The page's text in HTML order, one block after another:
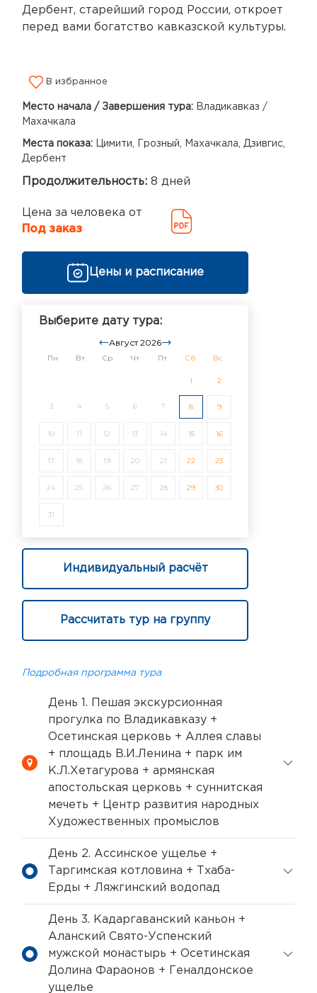
Дербент, старейший город России, откроет
перед вами богатство кавказской культуры.
В избранное
Место начала / Завершения тура: Владикавказ /
Махачкала
Места показа:
Цимити, Грозный, Махачкала, Дзивгис,
Дербент
Продолжительность: 8 дней
Цена за человека от
Под заказ
Цены и расписание
Выберите дату тура:
Август 2026
Пн Вт Ср Чт Пт Сб Вс
1 2
3 4 5 6 7 8 9
10 11 12 13 14 15 16
17 18 19 20 21 22 23
24 25 26 27 28 29 30
31
Индивидуальный расчёт
Рассчитать тур на группу
Подробная программа тура
День 1. Пешая экскурсионная
прогулка по Владикавказу +
Осетинская церковь + Аллея славы
+ площадь В.И.Ленина + парк им
К.Л.Хетагурова + армянская
апостольская церковь + суннитская
мечеть + Центр развития народных
Художественных промыслов
День 2. Ассинское ущелье +
Таргимская котловина + Тхаба-
Ерды + Ляжгинский водопад
День 3. Кадаргаванский каньон +
Аланский Свято-Успенский
мужской монастырь + Осетинская
Долина Фараонов + Геналдонское
ущелье